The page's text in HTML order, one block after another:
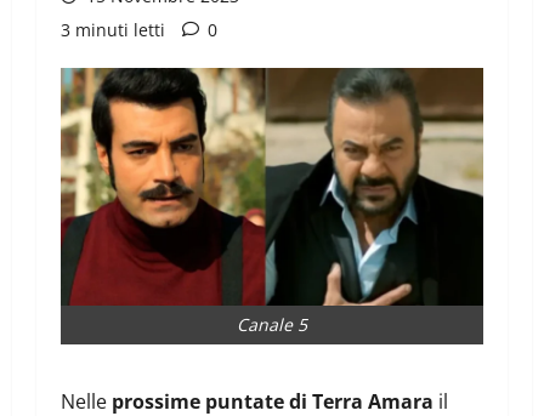
3 minuti letti
0
Canale 5
Nelle prossime puntate di Terra Amara il